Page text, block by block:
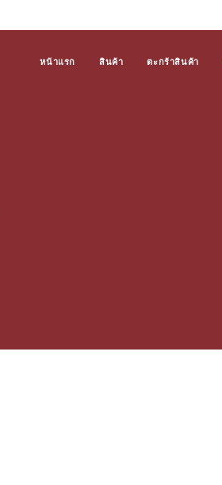
หน้าแรก สินค้า ตะกร้าสินค้า